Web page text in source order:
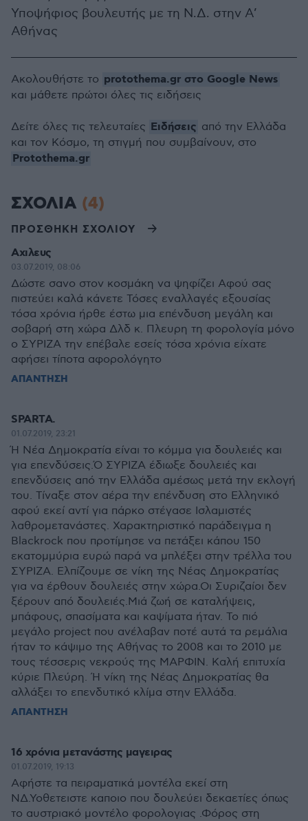
Υποψήφιος βουλευτής με τη Ν.Δ. στην Α’
Αθήνας
Ακολουθήστε το protothema.gr στο Google News
και μάθετε πρώτοι όλες τις ειδήσεις
Δείτε όλες τις τελευταίες Ειδήσεις από την Ελλάδα
και τον Κόσμο, τη στιγμή που συμβαίνουν, στο
Protothema.gr
ΣΧΟΛΙΑ (4)
ΠΡΟΣΘΗΚΗ ΣΧΟΛΙΟΥ
Αχιλευς
03.07.2019, 08:06
Δώστε σανο στον κοσμάκη να ψηφίζει Αφού σας
πιστεύει καλά κάνετε Τόσες εναλλαγές εξουσίας
τόσα χρόνια ήρθε έστω μια επένδυση μεγάλη και
σοβαρή στη χώρα Δλδ κ. Πλευρη τη φορολογία μόνο
ο ΣΥΡΙΖΑ την επέβαλε εσείς τόσα χρόνια είχατε
αφήσει τίποτα αφορολόγητο
ΑΠΑΝΤΗΣΗ
SPARTA.
01.07.2019, 23:21
Ή Νέα Δημοκρατία είναι το κόμμα για δουλειές και
για επενδύσεις.Ό ΣΥΡΙΖΑ έδιωξε δουλειές και
επενδύσεις από την Ελλάδα αμέσως μετά την εκλογή
του. Τίναξε στον αέρα την επένδυση στο Ελληνικό
αφού εκεί αντί για πάρκο στέγασε Ισλαμιστές
λαθρομετανάστες. Χαρακτηριστικό παράδειγμα η
Blackrock που προτίμησε να πετάξει κάπου 150
εκατομμύρια ευρώ παρά να μπλέξει στην τρέλλα του
ΣΥΡΙΖΑ. Ελπίζουμε σε νίκη της Νέας Δημοκρατίας
για να έρθουν δουλειές στην χώρα.Οι Συριζαίοι δεν
ξέρουν από δουλειές.Μιά ζωή σε καταλήψεις,
μπάφους, σπασίματα και καψίματα ήταν. Το πιό
μεγάλο project που ανέλαβαν ποτέ αυτά τα ρεμάλια
ήταν το κάψιμο της Αθήνας το 2008 και το 2010 με
τους τέσσερις νεκρούς της ΜΑΡΦΙΝ. Καλή επιτυχία
κύριε Πλεύρη. Ή νίκη της Νέας Δημοκρατίας θα
αλλάξει το επενδυτικό κλίμα στην Ελλάδα.
ΑΠΑΝΤΗΣΗ
16 χρόνια μετανάστης μαγειρας
01.07.2019, 19:13
Αφήστε τα πειραματικά μοντέλα εκεί στη
ΝΔ.Υοθετειστε καποιο που δουλεύει δεκαετίες όπως
το αυστριακό μοντέλο φορολογιας .Φόρος στη